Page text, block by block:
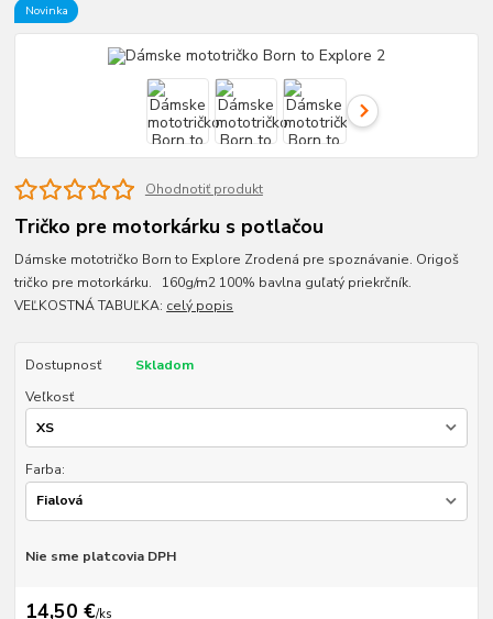
Novinka
Ohodnotiť produkt
Tričko pre motorkárku s potlačou
Dámske mototričko Born to Explore Zrodená pre spoznávanie. Origoš
tričko pre motorkárku. 160g/m2 100% bavlna guľatý priekrčník.
VEĽKOSTNÁ TABUĽKA: celý popis
Dostupnosť
Skladom
Veľkosť
Farba:
Nie sme platcovia DPH
14,50 €/ks